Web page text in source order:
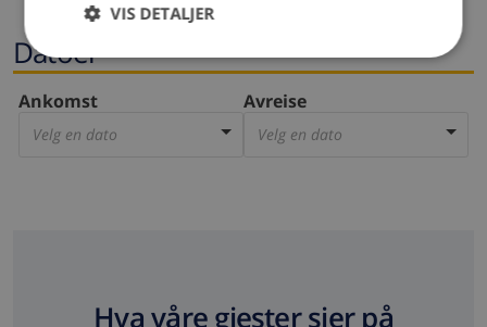
Datoer
Ankomst
Velg en dato
Avreise
Velg en dato
Hva våre gjester sier på
VIS DETALJER